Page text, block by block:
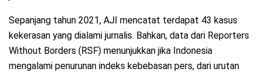
Sepanjang tahun 2021, AJI mencatat terdapat 43 kasus
kekerasan yang dialami jurnalis. Bahkan, data dari Reporters
Without Borders (RSF) menunjukkan jika Indonesia
mengalami penurunan indeks kebebasan pers, dari urutan